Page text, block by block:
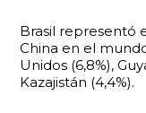
Brasil representó
China en el
Unidos (6,8%),
Kazajistán (4,4%).